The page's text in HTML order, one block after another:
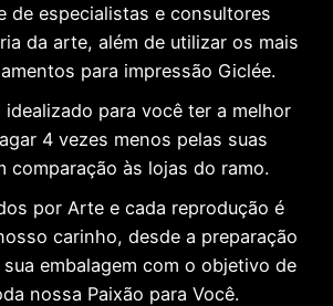
de especialistas e consultores
da arte, além de utilizar os mais
para impressão Giclée.
para você ter a melhor
4 vezes menos pelas suas
comparação às lojas do ramo.
por Arte e cada reprodução é
carinho, desde a preparação
embalagem com o objetivo de
nossa Paixão para Você.